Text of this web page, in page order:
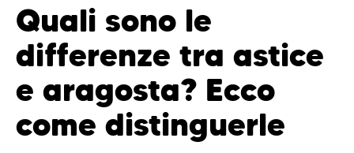
Quali sono le
differenze tra astice
e aragosta? Ecco
come distinguerle